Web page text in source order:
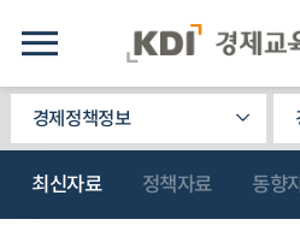
경제정책정보
최신자료 정책자료 동향